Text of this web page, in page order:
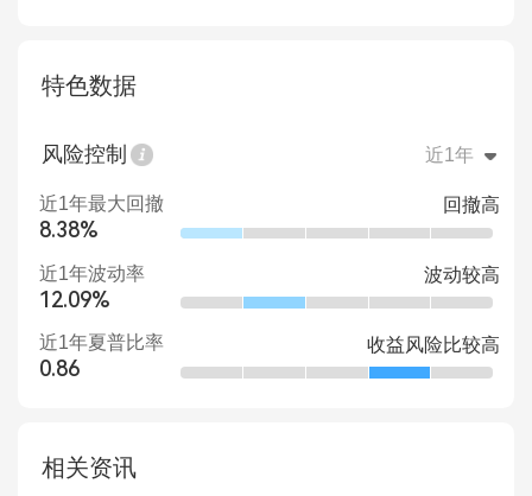
特色数据
风险控制 近1年
近1年最大回撤
8.38%
回撤高
近1年波动率
12.09%
波动较高
近1年夏普比率
0.86
收益风险比较高
相关资讯